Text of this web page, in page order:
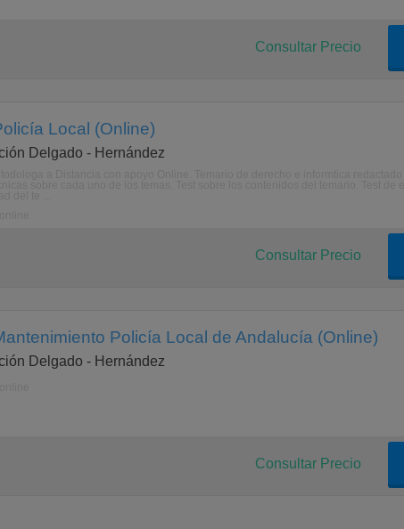
Consultar Precio
Local (Online)
Delgado - Hernández
Consultar Precio
Policía Local de Andalucía (Online)
Delgado - Hernández
Consultar Precio